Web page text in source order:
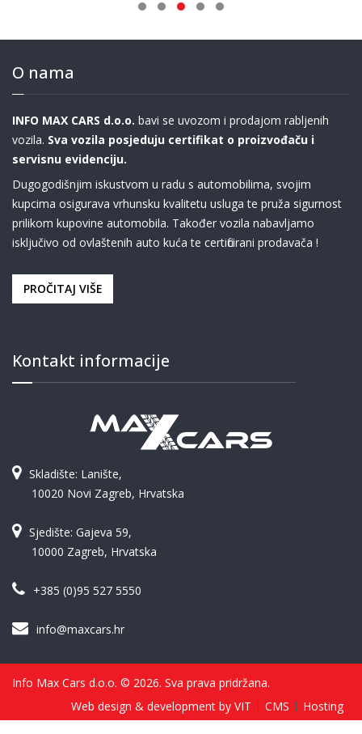
O nama
INFO MAX CARS d.o.o. bavi se uvozom i prodajom rabljenih
vozila. Sva vozila posjeduju certifikat o proizvođaču i
servisnu evidenciju.
Dugogodišnjim iskustvom u radu s automobilima, svojim
kupcima osigurava vrhunsku kvalitetu usluga te pruža sigurnost
prilikom kupovine automobila. Također vozila nabavljamo
isključivo od ovlaštenih auto kuća te certificirani prodavača !
PROČITAJ VIŠE
Kontakt informacije
Skladište: Lanište,
10020 Novi Zagreb, Hrvatska
Sjedište: Gajeva 59,
10000 Zagreb, Hrvatska
+385 (0)95 527 5550
info@maxcars.hr
Info Max Cars d.o.o. © 2026. Sva prava pridržana.
Web design & development by VIT
CMS Hosting